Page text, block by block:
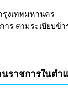
งเทพมหานคร
ร ตามระเบียบข้า
ราชการในตำ